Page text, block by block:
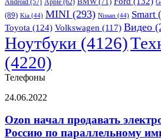
воздуху
каждые
12
недель
Android (57)
(89) Kia (44) MINI (293) Nissan (44) Smart
Toyota (124) Volkswagen (117) Видео
Ноутбуки (4126)
(4220)
Телефоны
Ozon
продавать
электронику,
24.06.2022
Ozon начал продавать
Россию по параллельному